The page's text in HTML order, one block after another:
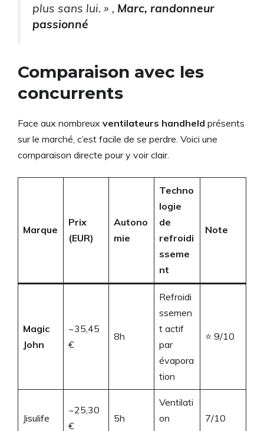
plus sans lui. » , Marc, randonneur
passionné
Comparaison avec les
concurrents
Face aux nombreux ventilateurs handheld présents
sur le marché, c’est facile de se perdre. Voici une
comparaison directe pour y voir clair.
Marque
Prix
(EUR)
Autono
mie
Techno
logie
de
refroidi
sseme
nt
Note
Magic
John
~35,45
€
8h
Refroidi
ssemen
t actif
par
évapora
tion
⭐ 9/10
Jisulife
~25,30
€
5h
Ventilati
on
7/10